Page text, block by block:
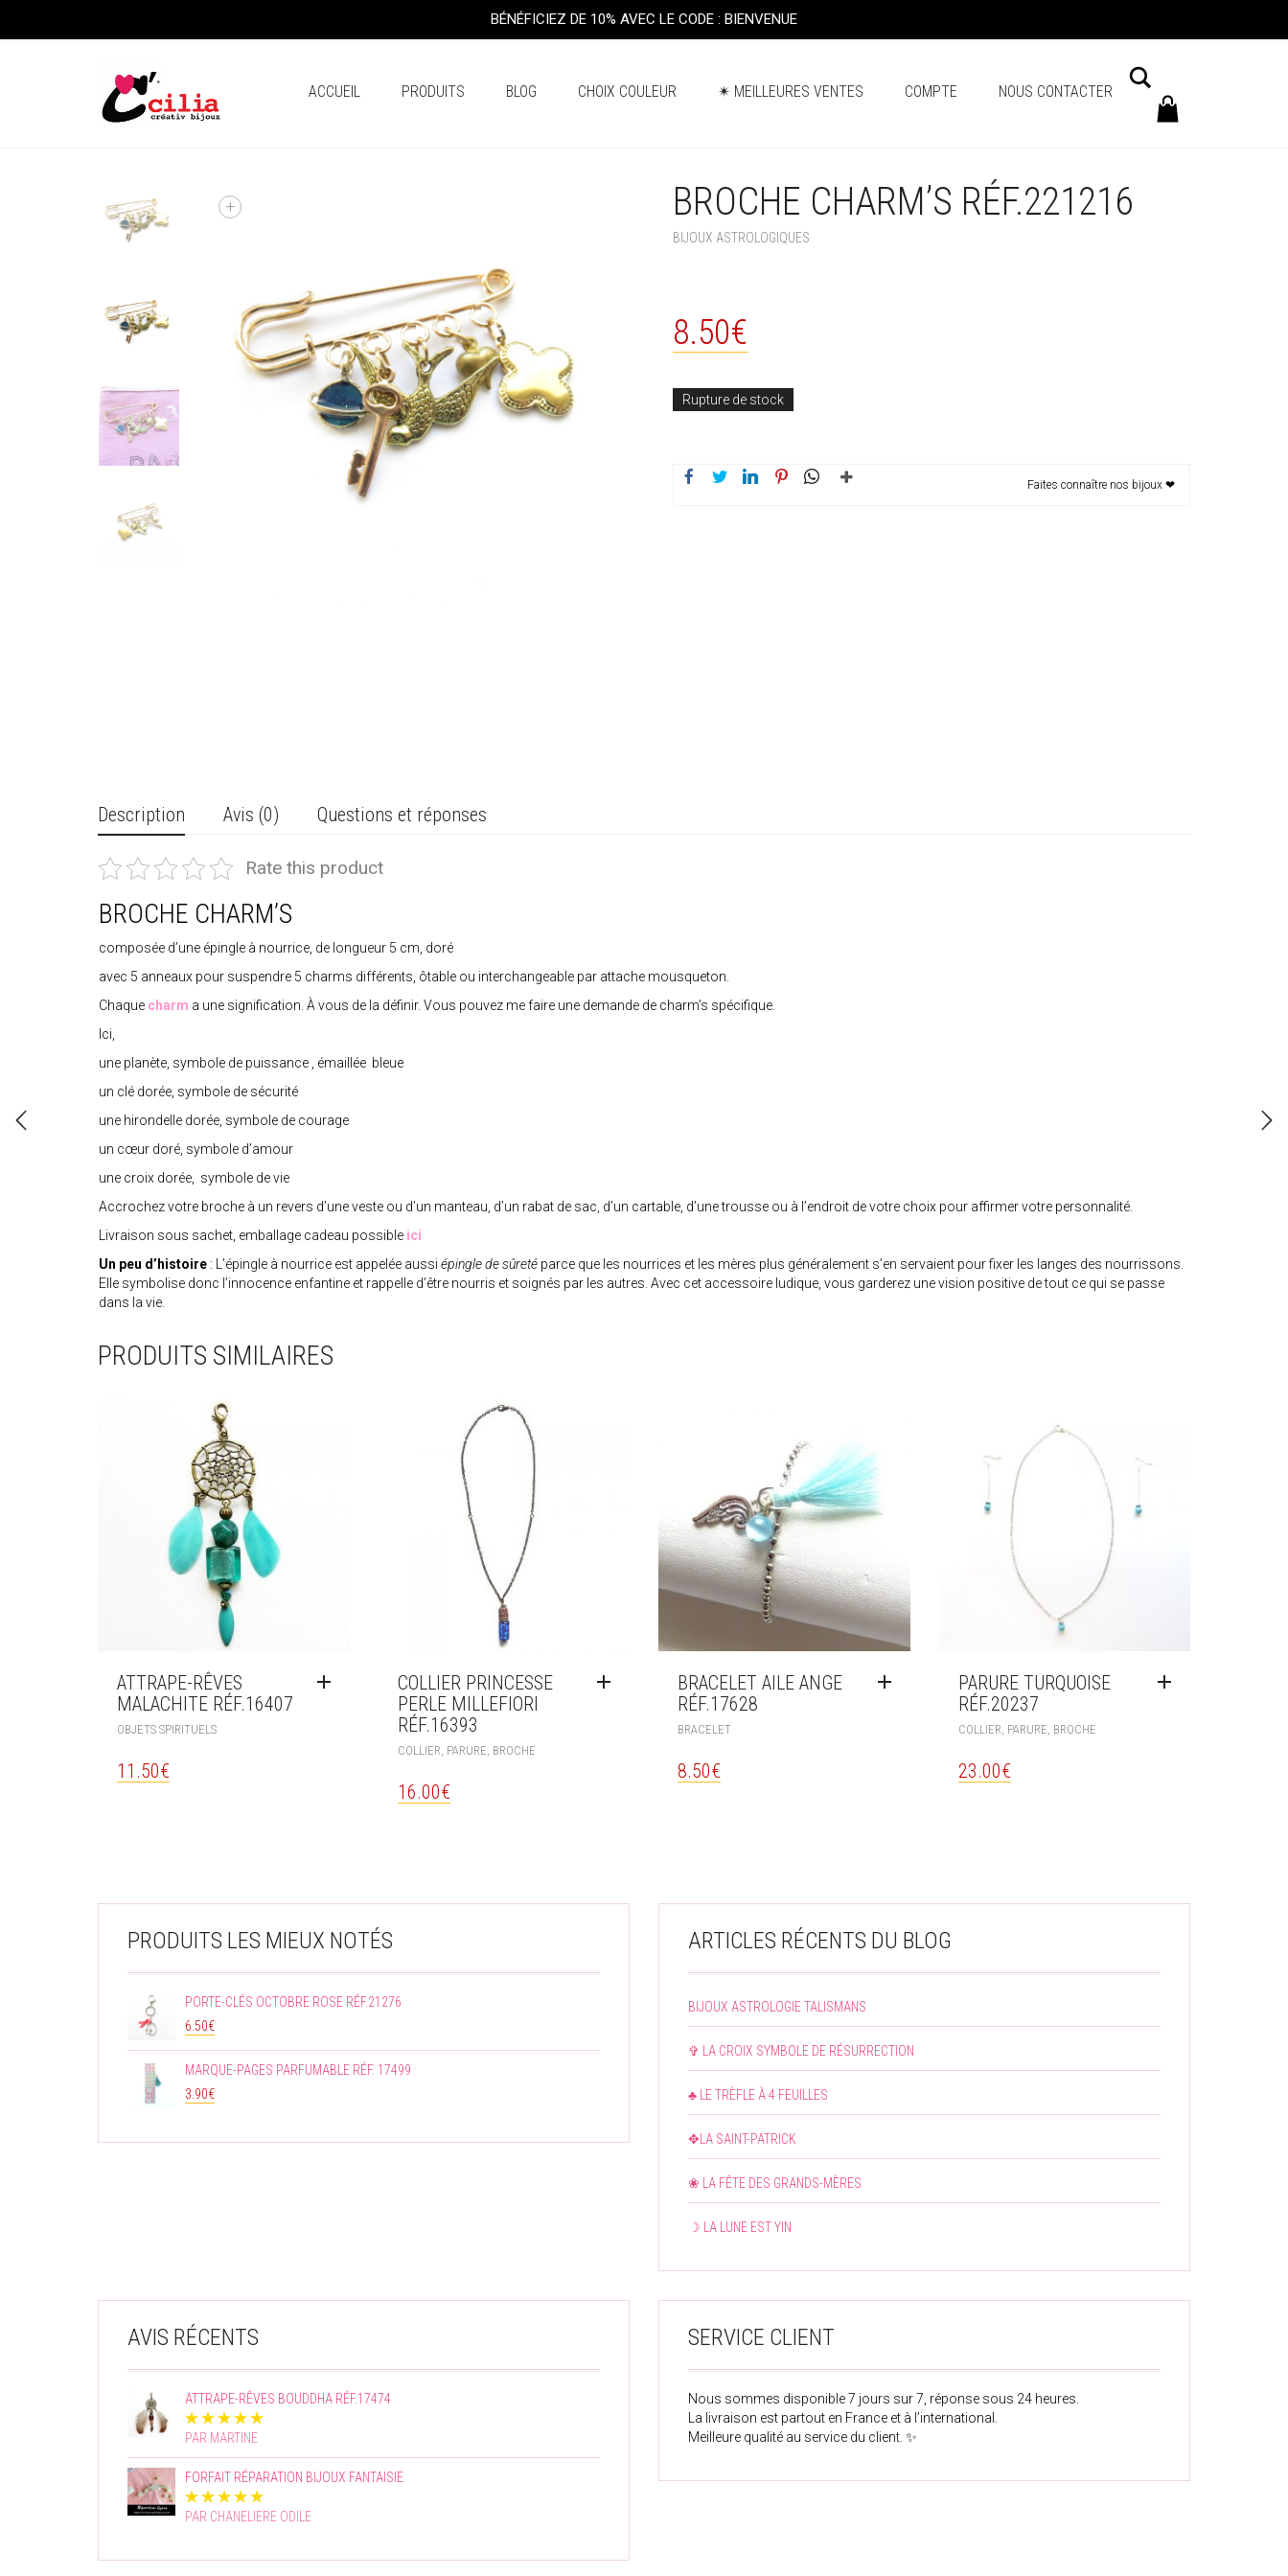
ACCUEIL PRODUITS BLOG CHOIX COULEUR ✴ MEILLEURES VENTES COMPTE NOUS CONTACTER
+ +
BROCHE CHARM’S RÉF.221216
BIJOUX ASTROLOGIQUES
8.50€
Rupture de stock
Faites connaître nos bijoux ❤
Description Avis (0) Questions et réponses
Rate this product
BROCHE CHARM’S
composée d’une épingle à nourrice, de longueur 5 cm, doré
avec 5 anneaux pour suspendre 5 charms différents, ôtable ou interchangeable par attache mousqueton.
Chaque charm a une signification. À vous de la définir. Vous pouvez me faire une demande de charm’s spécifique.
Ici,
une planète, symbole de puissance , émaillée bleue
un clé dorée, symbole de sécurité
une hirondelle dorée, symbole de courage
un cœur doré, symbole d’amour
une croix dorée, symbole de vie
Accrochez votre broche à un revers d’une veste ou d’un manteau, d’un rabat de sac, d’un cartable, d’une trousse ou à l’endroit de votre choix pour affirmer votre personnalité.
Livraison sous sachet, emballage cadeau possible ici
Un peu d’histoire : L’épingle à nourrice est appelée aussi épingle de sûreté parce que les nourrices et les mères plus généralement s’en servaient pour fixer les langes des nourrissons.
Elle symbolise donc l’innocence enfantine et rappelle d’être nourris et soignés par les autres. Avec cet accessoire ludique, vous garderez une vision positive de tout ce qui se passe
dans la vie.
PRODUITS SIMILAIRES
ATTRAPE-RÊVES
MALACHITE RÉF.16407
OBJETS SPIRITUELS
11.50€
COLLIER PRINCESSE
PERLE MILLEFIORI
RÉF.16393
COLLIER, PARURE, BROCHE
16.00€
BRACELET AILE ANGE
RÉF.17628
BRACELET
8.50€
PARURE TURQUOISE
RÉF.20237
COLLIER, PARURE, BROCHE
23.00€
PRODUITS LES MIEUX NOTÉS
PORTE-CLÉS OCTOBRE ROSE RÉF.21276
6.50€
MARQUE-PAGES PARFUMABLE RÉF. 17499
3.90€
ARTICLES RÉCENTS DU BLOG
BIJOUX ASTROLOGIE TALISMANS
✞ LA CROIX SYMBOLE DE RÉSURRECTION
♣ LE TRÈFLE À 4 FEUILLES
✥LA SAINT-PATRICK
❀ LA FÊTE DES GRANDS-MÈRES
☽ LA LUNE EST YIN
AVIS RÉCENTS
ATTRAPE-RÊVES BOUDDHA RÉF.17474
PAR MARTINE
FORFAIT RÉPARATION BIJOUX FANTAISIE
PAR CHANELIERE ODILE
SERVICE CLIENT
Nous sommes disponible 7 jours sur 7, réponse sous 24 heures.
La livraison est partout en France et à l’international.
Meilleure qualité au service du client. ✨
BÉNÉFICIEZ DE 10% AVEC LE CODE : BIENVENUE